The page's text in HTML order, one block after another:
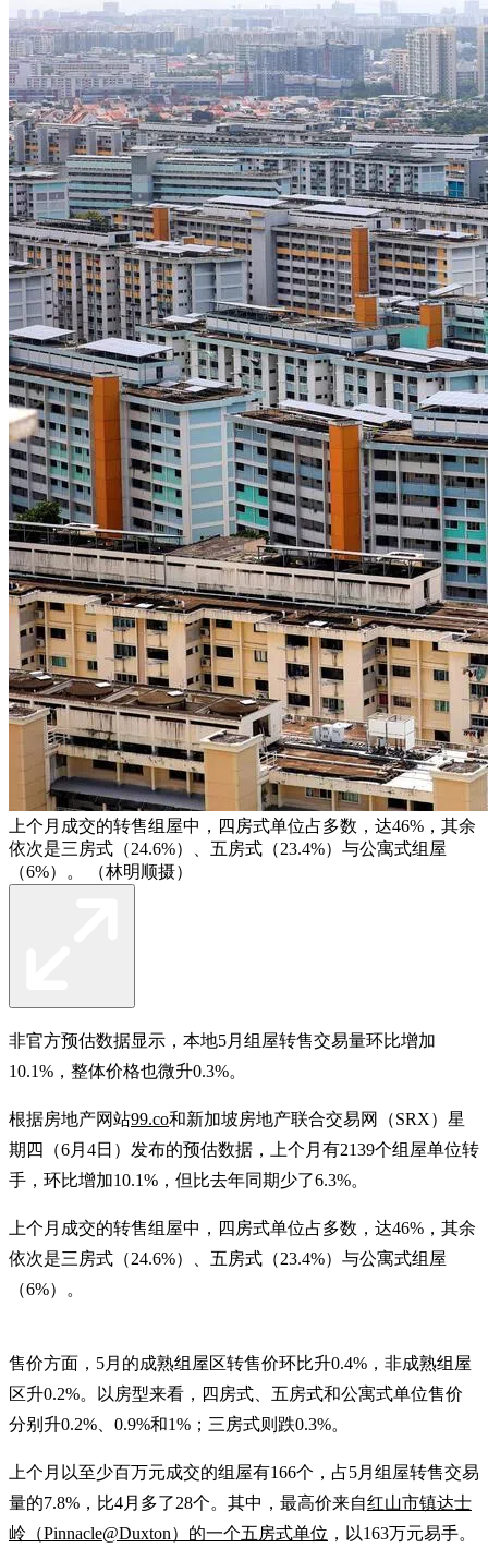
上个月成交的转售组屋中，四房式单位占多数，达46%，其余
依次是三房式（24.6%）、五房式（23.4%）与公寓式组屋
（6%）。 （林明顺摄）
非官方预估数据显示，本地5月组屋转售交易量环比增加
10.1%，整体价格也微升0.3%。
根据房地产网站99.co和新加坡房地产联合交易网（SRX）星
期四（6月4日）发布的预估数据，上个月有2139个组屋单位转
手，环比增加10.1%，但比去年同期少了6.3%。
上个月成交的转售组屋中，四房式单位占多数，达46%，其余
依次是三房式（24.6%）、五房式（23.4%）与公寓式组屋
（6%）。
售价方面，5月的成熟组屋区转售价环比升0.4%，非成熟组屋
区升0.2%。以房型来看，四房式、五房式和公寓式单位售价
分别升0.2%、0.9%和1%；三房式则跌0.3%。
上个月以至少百万元成交的组屋有166个，占5月组屋转售交易
量的7.8%，比4月多了28个。其中，最高价来自红山市镇达士
岭（Pinnacle@Duxton）的一个五房式单位 ，以163万元易手。